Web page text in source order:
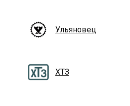
Ульяновец
ХТЗ